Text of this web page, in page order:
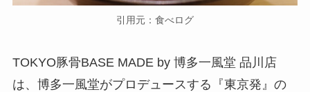
引用元：食べログ
TOKYO豚骨BASE MADE by 博多一風堂 品川店
は、博多一風堂がプロデュースする『東京発』の